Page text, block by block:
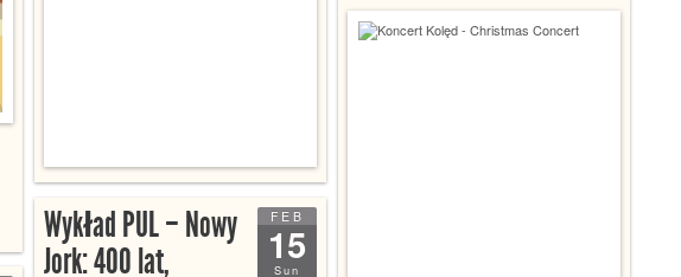
FEB
15
Sun
Wykład PUL – Nowy
Jork: 400 lat,